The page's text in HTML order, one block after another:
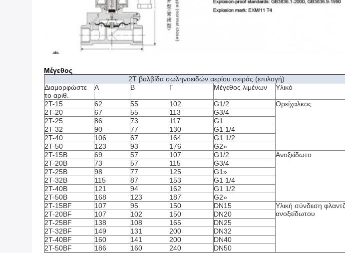
Μέγεθος
2T βαλβίδα σωληνοειδών αερίου σειράς (επιλογή)
Διαμορφώστε
το αριθ.
Α Β Γ Μέγεθος λιμένων Υλικό
2T-15 62 55 102 G1/2
Ορείχαλκος
2T-20
67 55 113
G3/4
2T-25
86 73 117
G1
2T-32
90 77 130
G1 1/4
2T-40
106 67 164
G1 1/2
2T-50
123 93 176
G2»
2T-15B
69 57 107 G1/2
Ανοξείδωτο
2T-20B
73 57 115
G3/4
2T-25B
98 77 125
G1»
2T-32B
115 87 153
G1 1/4
2T-40B
121 94 162
G1 1/2
2T-50B
168 123 187
G2»
2T-15BF
107 95 150 DN15
Υλική σύνδεση
ανοξείδωτου
2T-20BF 107 102 150
DN20
2T-25BF
138 108 165
DN25
2T-32BF
149 131 200
DN32
2T-40BF
160 141 200
DN40
2T-50BF
186 160 240 DN50